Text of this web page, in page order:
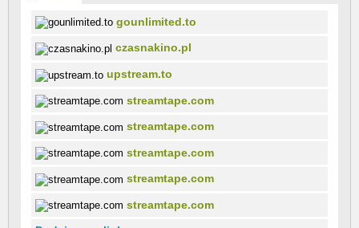
gounlimited.to
czasnakino.pl
upstream.to
streamtape.com
streamtape.com
streamtape.com
streamtape.com
streamtape.com